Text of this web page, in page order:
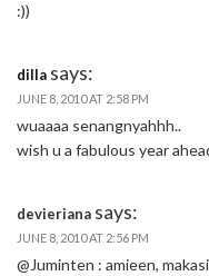
:))
dilla says:
JUNE 8, 2010 AT 2:58 PM
wuaaaa senangnyahhh..
wish u a fabulous year
devieriana says:
JUNE 8, 2010 AT 2:56 PM
@Juminten : amieen,